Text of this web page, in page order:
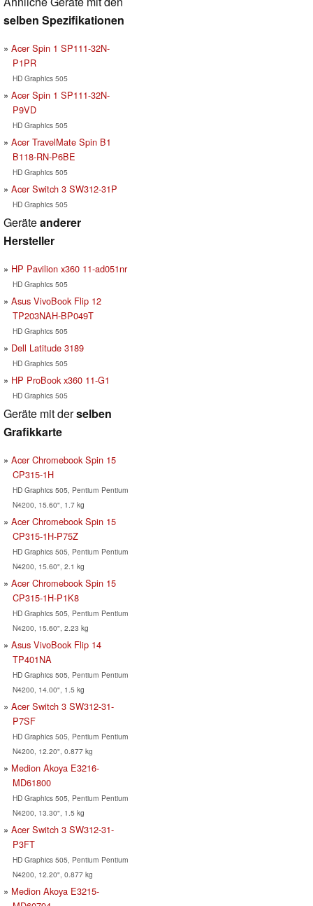
selben Spezifikationen
Acer Spin 1 SP111-32N-
P1PR
HD Graphics 505
Acer Spin 1 SP111-32N-
P9VD
HD Graphics 505
Acer TravelMate Spin B1
B118-RN-P6BE
HD Graphics 505
Acer Switch 3 SW312-31P
HD Graphics 505
Geräteanderer
Hersteller
HP Pavilion x360 11-ad051nr
HD Graphics 505
Asus VivoBook Flip 12
TP203NAH-BP049T
HD Graphics 505
Dell Latitude 3189
HD Graphics 505
HP ProBook x360 11-G1
HD Graphics 505
Geräte mit derselben
Grafikkarte
Acer Chromebook Spin 15
CP315-1H
HD Graphics 505, Pentium Pentium
N4200, 15.60", 1.7 kg
Acer Chromebook Spin 15
CP315-1H-P75Z
HD Graphics 505, Pentium Pentium
N4200, 15.60", 2.1 kg
Acer Chromebook Spin 15
CP315-1H-P1K8
HD Graphics 505, Pentium Pentium
N4200, 15.60", 2.23 kg
Asus VivoBook Flip 14
TP401NA
HD Graphics 505, Pentium Pentium
N4200, 14.00", 1.5 kg
Acer Switch 3 SW312-31-
P7SF
HD Graphics 505, Pentium Pentium
N4200, 12.20", 0.877 kg
Medion Akoya E3216-
MD61800
HD Graphics 505, Pentium Pentium
N4200, 13.30", 1.5 kg
Acer Switch 3 SW312-31-
P3FT
HD Graphics 505, Pentium Pentium
N4200, 12.20", 0.877 kg
Medion Akoya E3215-